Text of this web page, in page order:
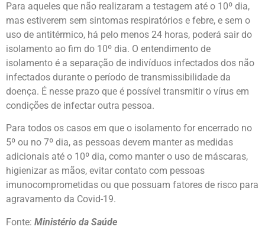
Para aqueles que não realizaram a testagem até o 10º dia,
mas estiverem sem sintomas respiratórios e febre, e sem o
uso de antitérmico, há pelo menos 24 horas, poderá sair do
isolamento ao fim do 10º dia. O entendimento de
isolamento é a separação de indivíduos infectados dos não
infectados durante o período de transmissibilidade da
doença. É nesse prazo que é possível transmitir o vírus em
condições de infectar outra pessoa.
Para todos os casos em que o isolamento for encerrado no
5º ou no 7º dia, as pessoas devem manter as medidas
adicionais até o 10º dia, como manter o uso de máscaras,
higienizar as mãos, evitar contato com pessoas
imunocomprometidas ou que possuam fatores de risco para
agravamento da Covid-19.
Fonte: Ministério da Saúde